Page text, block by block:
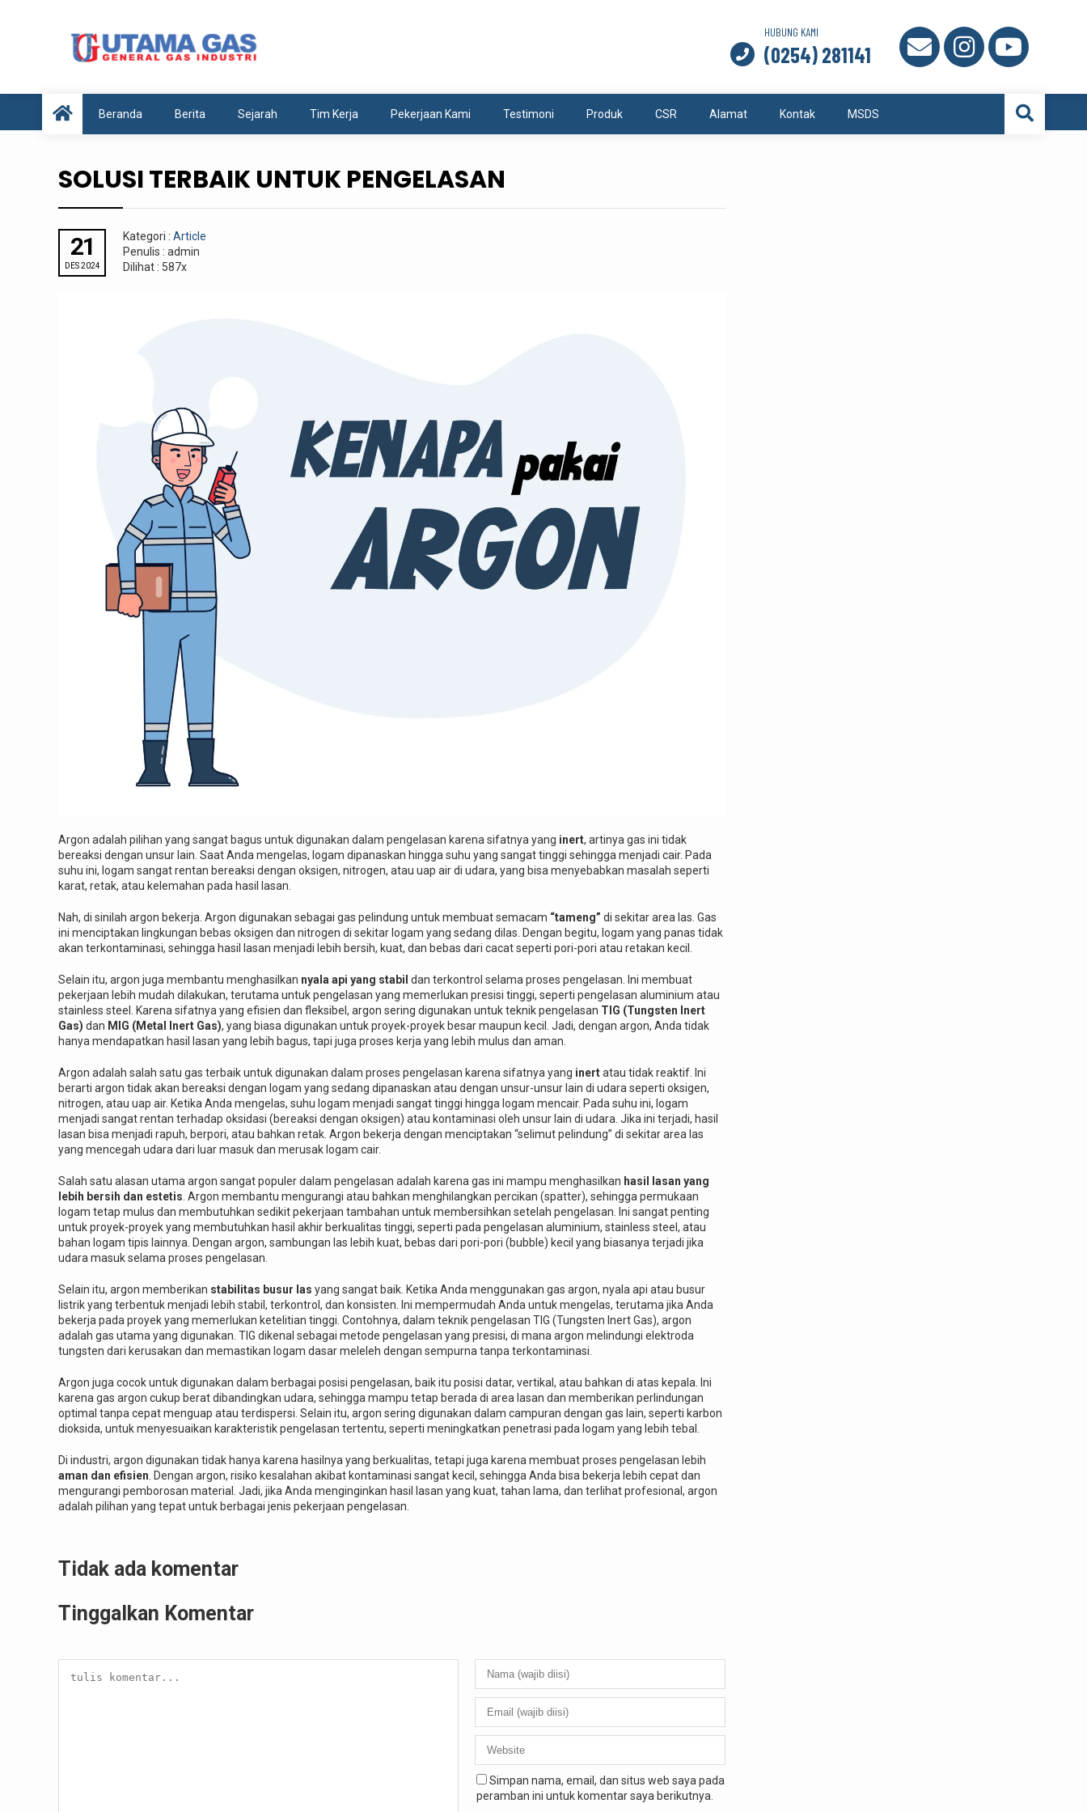
HUBUNG KAMI
(0254) 281141
Beranda Berita Sejarah Tim Kerja Pekerjaan Kami Testimoni Produk CSR Alamat Kontak MSDS
Anda disini : Beranda Article-SOLUSI TERBAIK UNTUK PENGELASAN
SOLUSI TERBAIK UNTUK PENGELASAN
21
DES 2024
Kategori : Article
Penulis : admin
Dilihat : 587x
Argon adalah pilihan yang sangat bagus untuk digunakan dalam pengelasan karena sifatnya yang inert, artinya gas ini tidak
bereaksi dengan unsur lain. Saat Anda mengelas, logam dipanaskan hingga suhu yang sangat tinggi sehingga menjadi cair. Pada
suhu ini, logam sangat rentan bereaksi dengan oksigen, nitrogen, atau uap air di udara, yang bisa menyebabkan masalah seperti
karat, retak, atau kelemahan pada hasil lasan.
Nah, di sinilah argon bekerja. Argon digunakan sebagai gas pelindung untuk membuat semacam “tameng” di sekitar area las. Gas
ini menciptakan lingkungan bebas oksigen dan nitrogen di sekitar logam yang sedang dilas. Dengan begitu, logam yang panas tidak
akan terkontaminasi, sehingga hasil lasan menjadi lebih bersih, kuat, dan bebas dari cacat seperti pori-pori atau retakan kecil.
Selain itu, argon juga membantu menghasilkan nyala api yang stabil dan terkontrol selama proses pengelasan. Ini membuat
pekerjaan lebih mudah dilakukan, terutama untuk pengelasan yang memerlukan presisi tinggi, seperti pengelasan aluminium atau
stainless steel. Karena sifatnya yang efisien dan fleksibel, argon sering digunakan untuk teknik pengelasan TIG (Tungsten Inert
Gas) dan MIG (Metal Inert Gas), yang biasa digunakan untuk proyek-proyek besar maupun kecil. Jadi, dengan argon, Anda tidak
hanya mendapatkan hasil lasan yang lebih bagus, tapi juga proses kerja yang lebih mulus dan aman.
Argon adalah salah satu gas terbaik untuk digunakan dalam proses pengelasan karena sifatnya yang inertatau tidak reaktif. Ini
berarti argon tidak akan bereaksi dengan logam yang sedang dipanaskan atau dengan unsur-unsur lain di udara seperti oksigen,
nitrogen, atau uap air. Ketika Anda mengelas, suhu logam menjadi sangat tinggi hingga logam mencair. Pada suhu ini, logam
menjadi sangat rentan terhadap oksidasi (bereaksi dengan oksigen) atau kontaminasi oleh unsur lain di udara. Jika ini terjadi, hasil
lasan bisa menjadi rapuh, berpori, atau bahkan retak. Argon bekerja dengan menciptakan “selimut pelindung” di sekitar area las
yang mencegah udara dari luar masuk dan merusak logam cair.
Salah satu alasan utama argon sangat populer dalam pengelasan adalah karena gas ini mampu menghasilkan hasil lasan yang
lebih bersih dan estetis. Argon membantu mengurangi atau bahkan menghilangkan percikan (spatter), sehingga permukaan
logam tetap mulus dan membutuhkan sedikit pekerjaan tambahan untuk membersihkan setelah pengelasan. Ini sangat penting
untuk proyek-proyek yang membutuhkan hasil akhir berkualitas tinggi, seperti pada pengelasan aluminium, stainless steel, atau
bahan logam tipis lainnya. Dengan argon, sambungan las lebih kuat, bebas dari pori-pori (bubble) kecil yang biasanya terjadi jika
udara masuk selama proses pengelasan.
Selain itu, argon memberikan stabilitas busur las yang sangat baik. Ketika Anda menggunakan gas argon, nyala api atau busur
listrik yang terbentuk menjadi lebih stabil, terkontrol, dan konsisten. Ini mempermudah Anda untuk mengelas, terutama jika Anda
bekerja pada proyek yang memerlukan ketelitian tinggi. Contohnya, dalam teknik pengelasan TIG (Tungsten Inert Gas), argon
adalah gas utama yang digunakan. TIG dikenal sebagai metode pengelasan yang presisi, di mana argon melindungi elektroda
tungsten dari kerusakan dan memastikan logam dasar meleleh dengan sempurna tanpa terkontaminasi.
Argon juga cocok untuk digunakan dalam berbagai posisi pengelasan, baik itu posisi datar, vertikal, atau bahkan di atas kepala. Ini
karena gas argon cukup berat dibandingkan udara, sehingga mampu tetap berada di area lasan dan memberikan perlindungan
optimal tanpa cepat menguap atau terdispersi. Selain itu, argon sering digunakan dalam campuran dengan gas lain, seperti karbon
dioksida, untuk menyesuaikan karakteristik pengelasan tertentu, seperti meningkatkan penetrasi pada logam yang lebih tebal.
Di industri, argon digunakan tidak hanya karena hasilnya yang berkualitas, tetapi juga karena membuat proses pengelasan lebih
aman dan efisien. Dengan argon, risiko kesalahan akibat kontaminasi sangat kecil, sehingga Anda bisa bekerja lebih cepat dan
mengurangi pemborosan material. Jadi, jika Anda menginginkan hasil lasan yang kuat, tahan lama, dan terlihat profesional, argon
adalah pilihan yang tepat untuk berbagai jenis pekerjaan pengelasan.
Tidak ada komentar
Tinggalkan Komentar
Simpan nama, email, dan situs web saya pada
peramban ini untuk komentar saya berikutnya.